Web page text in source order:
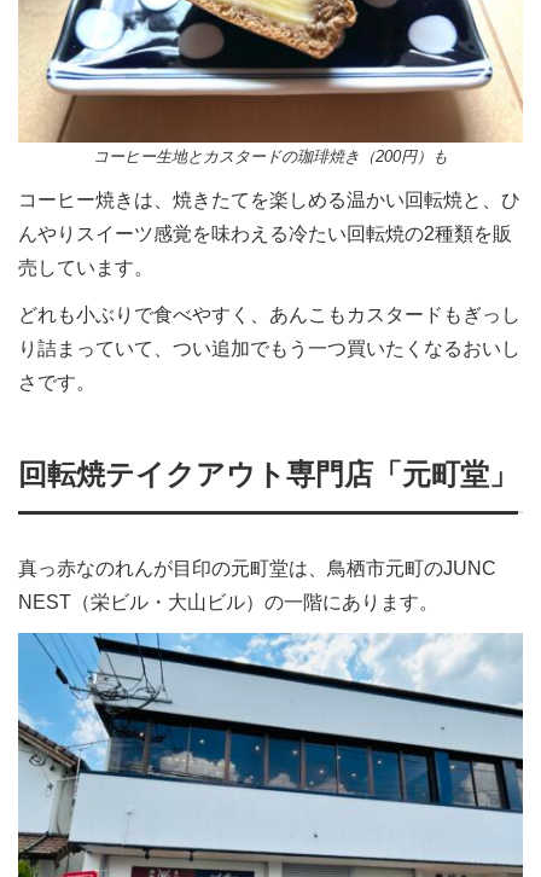
コーヒー生地とカスタードの珈琲焼き（200円）も
コーヒー焼きは、焼きたてを楽しめる温かい回転焼と、ひ
んやりスイーツ感覚を味わえる冷たい回転焼の2種類を販
売しています。
どれも小ぶりで食べやすく、あんこもカスタードもぎっし
り詰まっていて、つい追加でもう一つ買いたくなるおいし
さです。
回転焼テイクアウト専門店「元町堂」
真っ赤なのれんが目印の元町堂は、鳥栖市元町のJUNC
NEST（栄ビル・大山ビル）の一階にあります。